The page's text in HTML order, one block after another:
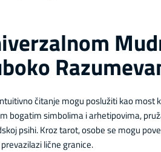
čitanje mogu poslužiti kao
bogatim simbolima i arhetipovima,
psihi. Kroz tarot, osobe se mogu
lične granice.